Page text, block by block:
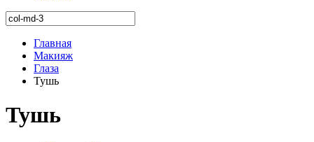
Главная
Макияж
Глаза
Тушь
Тушь